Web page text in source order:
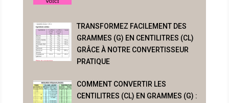
TRANSFORMEZ FACILEMENT DES
GRAMMES (G) EN CENTILITRES (CL)
GRÂCE À NOTRE CONVERTISSEUR
PRATIQUE
COMMENT CONVERTIR LES
CENTILITRES (CL) EN GRAMMES (G) :